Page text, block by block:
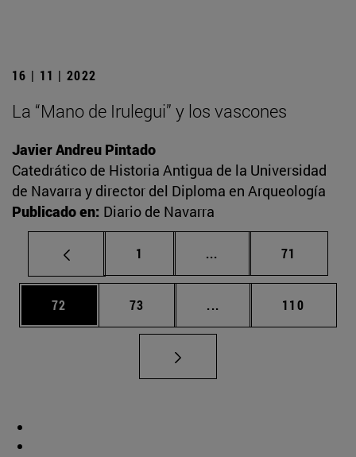
16 | 11 | 2022
La “Mano de Irulegui” y los vascones
Javier Andreu Pintado
Catedrático de Historia Antigua de la Universidad
de Navarra y director del Diploma en Arqueología
Publicado en: Diario de Navarra
Página
1 ... Páginas intermedias
Página
71
Página
72 Página
73 ... Páginas intermedias
Página
110